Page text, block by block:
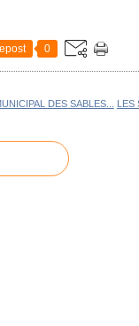
0
DES SABLES... LES